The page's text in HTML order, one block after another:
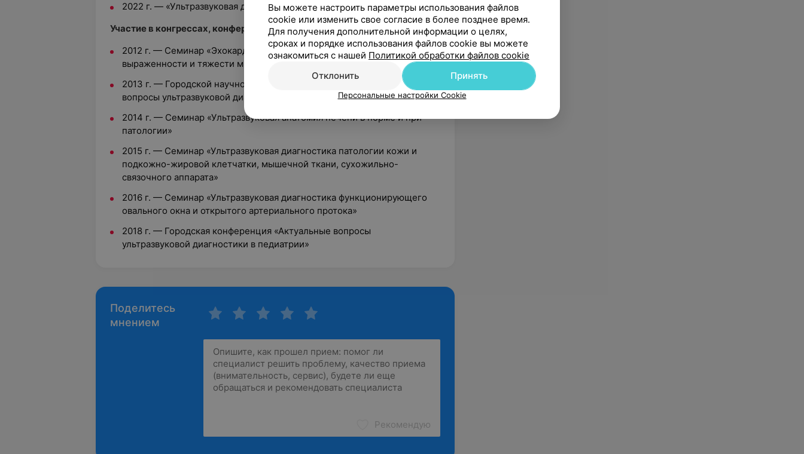
2022 г. — «Ультразвуковая диагностика в педиатрии»
Участие в конгрессах, конференциях, семинарах:
2012 г. — Семинар «Эхокардиографическая оценка степени
выраженности и тяжести митральной регургитации»
2013 г. — Городской научно-практический семинар «Актуальные
вопросы ультразвуковой диагностики в педиатрии»
2014 г. — Семинар «Ультразвуковая анатомия печени в норме и при
патологии»
2015 г. — Семинар «Ультразвуковая диагностика патологии кожи и
подкожно-жировой клетчатки, мышечной ткани, сухожильно-
связочного аппарата»
2016 г. — Семинар «Ультразвуковая диагностика функционирующего
овального окна и открытого артериального протока»
2018 г. — Городская конференция «Актуальные вопросы
ультразвуковой диагностики в педиатрии»
Поделитесь
мнением
Рекомендую
Вы можете настроить параметры использования файлов
cookie или изменить свое согласие в более позднее время.
Для получения дополнительной информации о целях,
сроках и порядке использования файлов cookie вы можете
ознакомиться с нашей Политикой обработки файлов cookie
Отклонить
Принять
Персональные настройки Cookie